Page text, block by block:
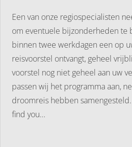
Een van onze regiospecialisten
om eventuele bijzonderheden te
binnen twee werkdagen een op
reisvoorstel ontvangt, geheel
voorstel nog niet geheel aan uw
passen wij het programma aan,
droomreis hebben
find you…